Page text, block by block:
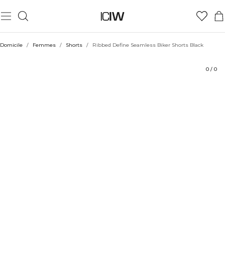
Domicile / Femmes / Shorts / Ribbed Define Seamless Biker Shorts Black
0 / 0